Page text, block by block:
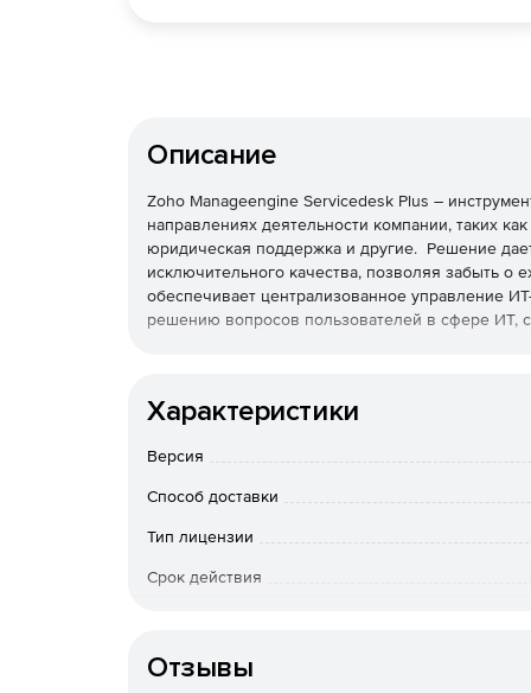
Описание
Zoho Manageengine Servicedesk Plus –
направлениях деятельности компании, таких
юридическая поддержка и другие. Решение
исключительного качества, позволяя забыть о
обеспечивает централизованное управление
решению вопросов пользователей в сфере ИТ,
Лучшие методики ITSM.
Мощная интеграция с приложениями для
Расширенные возможности создания отчетов.
Развертывание в облаке или в локальной
Характеристики
Версия
Способ доставки
Тип лицензии
Срок действия
Отзывы